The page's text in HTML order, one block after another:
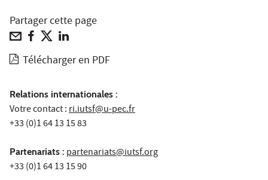
Partager cette page
Télécharger en PDF
Relations internationales :
Votre contact :ri.iutsf@u-pec.fr
+33 (0)1 64 13 15 83
Partenariats : partenariats@iutsf.org
+33 (0)1 64 13 15 90